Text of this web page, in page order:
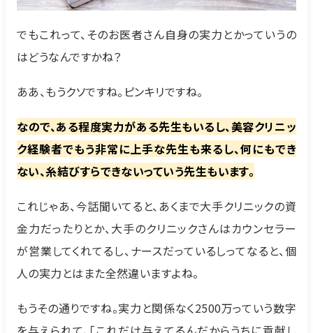
でもこれって、そのお医者さん自身の実力とかっていうの
はどうなんですかね？
ああ、もうクソですね。ピンキリですね。
なので、ある程度実力がある先生もいるし、美容クリニッ
ク経験者でもう非常に上手な先生も来るし、何にもでき
ない、糸結びすらできないっていう先生もいます。
これじゃあ、今話聞いてると、あくまで大手クリニックの資
金力だったりとか、大手のクリニックさんはカウンセラー
が営業してくれてるし、ナースだっているしってなると、個
人の実力とはまた全然違いますよね。
もうその通りですね。実力と関係なく2500万っていう数字